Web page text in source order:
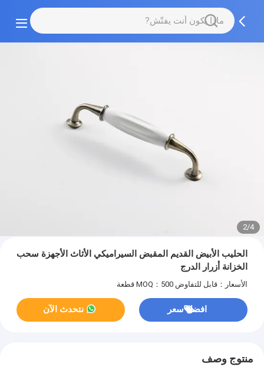
2/4
الحليب الأبيض القديم المقبض السيراميكي الأثاث الأجهزة سحب
الخزانة أزرار الدرج
الأسعار：قابل للتفاوض MOQ：500 قطعة
افضل سعر نتحدث الآن
منتوج وصف